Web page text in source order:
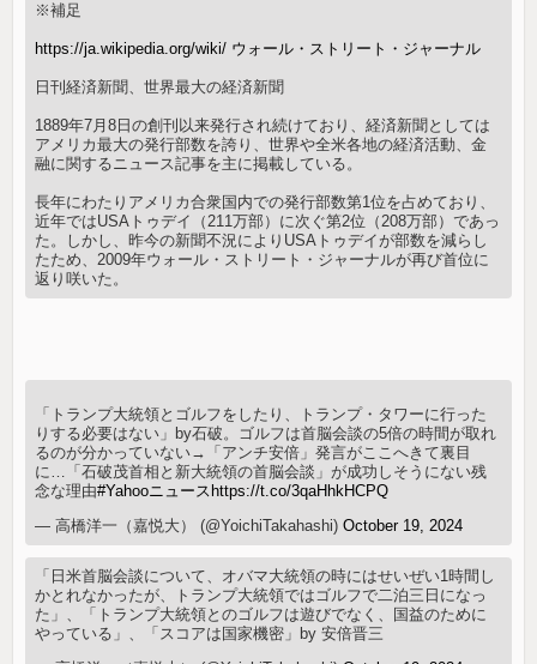
※補足
https://ja.wikipedia.org/wiki/ ウォール・ストリート・ジャーナル
日刊経済新聞、世界最大の経済新聞
1889年7月8日の創刊以来発行され続けており、経済新聞としては
アメリカ最大の発行部数を誇り、世界や全米各地の経済活動、金
融に関するニュース記事を主に掲載している。
長年にわたりアメリカ合衆国内での発行部数第1位を占めており、
近年ではUSAトゥデイ（211万部）に次ぐ第2位（208万部）であっ
た。しかし、昨今の新聞不況によりUSAトゥデイが部数を減らし
たため、2009年ウォール・ストリート・ジャーナルが再び首位に
返り咲いた。
「トランプ大統領とゴルフをしたり、トランプ・タワーに行った
りする必要はない」by石破。ゴルフは首脳会談の5倍の時間が取れ
るのが分かっていない→「アンチ安倍」発言がここへきて裏目
に…「石破茂首相と新大統領の首脳会談」が成功しそうにない残
念な理由#Yahooニュース https://t.co/3qaHhkHCPQ
— 高橋洋一（嘉悦大） (@YoichiTakahashi)October 19, 2024
「日米首脳会談について、オバマ大統領の時にはせいぜい1時間し
かとれなかったが、トランプ大統領ではゴルフで二泊三日になっ
た」、「トランプ大統領とのゴルフは遊びでなく、国益のために
やっている」、「スコアは国家機密」by 安倍晋三